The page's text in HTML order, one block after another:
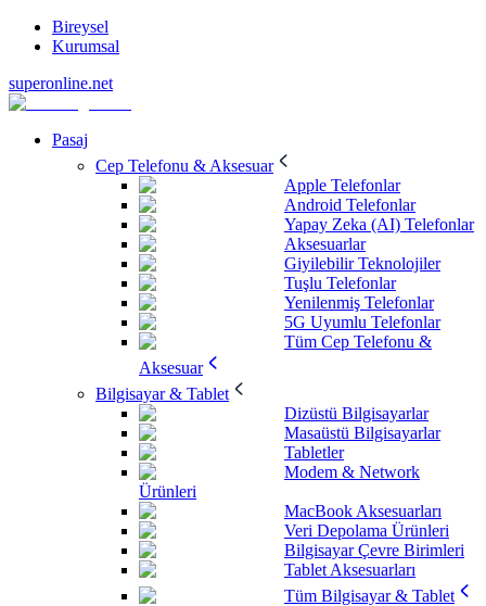
Bireysel
Kurumsal
superonline.net
Pasaj
Cep Telefonu & Aksesuar
Apple Telefonlar
Android Telefonlar
Yapay Zeka (AI) Telefonlar
Aksesuarlar
Giyilebilir Teknolojiler
Tuşlu Telefonlar
Yenilenmiş Telefonlar
5G Uyumlu Telefonlar
Tüm Cep Telefonu &
Aksesuar
Bilgisayar & Tablet
Dizüstü Bilgisayarlar
Masaüstü Bilgisayarlar
Tabletler
Modem & Network
Ürünleri
MacBook Aksesuarları
Veri Depolama Ürünleri
Bilgisayar Çevre Birimleri
Tablet Aksesuarları
Tüm Bilgisayar & Tablet